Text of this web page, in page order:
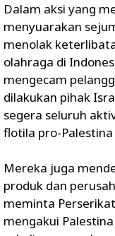
Dalam aksi yang
menyuarakan
menolak
olahraga di
mengecam
dilakukan pihak
segera seluruh
flotila pro-
Mereka juga
produk dan
meminta
mengakui